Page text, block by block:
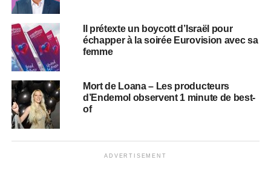
Il prétexte un boycott d’Israël pour
échapper à la soirée Eurovision avec sa
femme
Mort de Loana – Les producteurs
d’Endemol observent 1 minute de best-
of
ADVERTISEMENT